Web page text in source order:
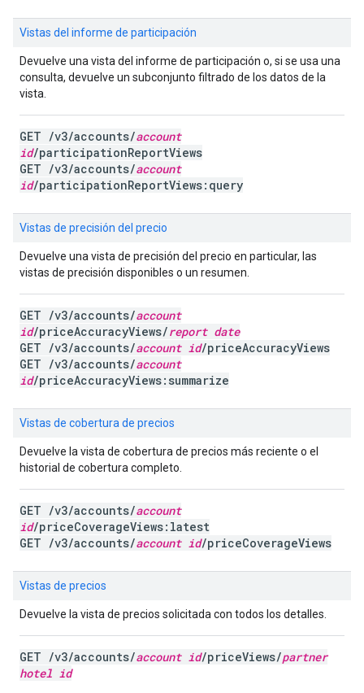
Vistas del informe de participación
Devuelve una vista del informe de participación o, si se usa una
consulta, devuelve un subconjunto filtrado de los datos de la
vista.
GET /v3/accounts/account
id/participationReportViews
GET /v3/accounts/account
id/participationReportViews:query
Vistas de precisión del precio
Devuelve una vista de precisión del precio en particular, las
vistas de precisión disponibles o un resumen.
GET /v3/accounts/account
id/priceAccuracyViews/report date
GET /v3/accounts/account id/priceAccuracyViews
GET /v3/accounts/account
id/priceAccuracyViews:summarize
Vistas de cobertura de precios
Devuelve la vista de cobertura de precios más reciente o el
historial de cobertura completo.
GET /v3/accounts/account
id/priceCoverageViews:latest
GET /v3/accounts/account id/priceCoverageViews
Vistas de precios
Devuelve la vista de precios solicitada con todos los detalles.
GET /v3/accounts/account id/priceViews/partner
hotel id